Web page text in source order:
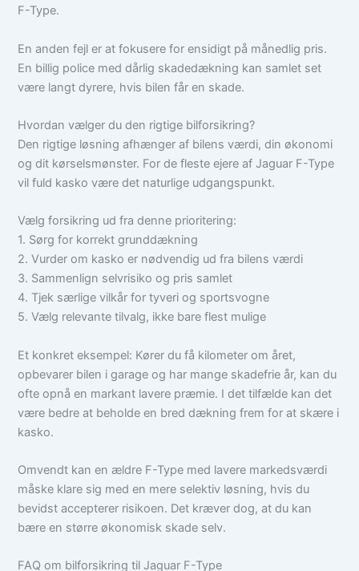
F-Type.
En anden fejl er at fokusere for ensidigt på månedlig pris.
En billig police med dårlig skadedækning kan samlet set
være langt dyrere, hvis bilen får en skade.
Hvordan vælger du den rigtige bilforsikring?
Den rigtige løsning afhænger af bilens værdi, din økonomi
og dit kørselsmønster. For de fleste ejere af Jaguar F-Type
vil fuld kasko være det naturlige udgangspunkt.
Vælg forsikring ud fra denne prioritering:
1. Sørg for korrekt grunddækning
2. Vurder om kasko er nødvendig ud fra bilens værdi
3. Sammenlign selvrisiko og pris samlet
4. Tjek særlige vilkår for tyveri og sportsvogne
5. Vælg relevante tilvalg, ikke bare flest mulige
Et konkret eksempel: Kører du få kilometer om året,
opbevarer bilen i garage og har mange skadefrie år, kan du
ofte opnå en markant lavere præmie. I det tilfælde kan det
være bedre at beholde en bred dækning frem for at skære i
kasko.
Omvendt kan en ældre F-Type med lavere markedsværdi
måske klare sig med en mere selektiv løsning, hvis du
bevidst accepterer risikoen. Det kræver dog, at du kan
bære en større økonomisk skade selv.
FAQ om bilforsikring til Jaguar F-Type